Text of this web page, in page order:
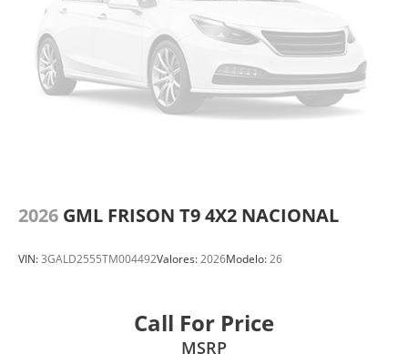
2026 GML FRISON T9 4X2 NACIONAL
VIN:3GALD2555TM004492Valores:2026Modelo:26
Call For Price
MSRP